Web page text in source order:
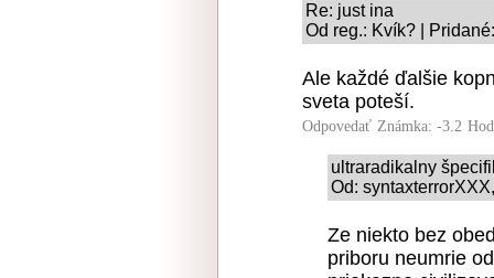
Re: just ina
Od reg.: Kvík? |
Ale každé ďalšie
sveta poteší.
Odpovedať Známka: -3.2
ultraradikalny
Od:
Ze niekto bez
priboru neumrie